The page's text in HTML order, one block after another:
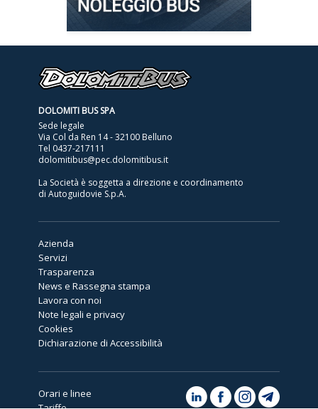
DOLOMITI BUS SPA
Sede legale
Via Col da Ren 14 - 32100 Belluno
Tel 0437-217111
dolomitibus@pec.dolomitibus.it
La Società è soggetta a direzione e coordinamento
di Autoguidovie S.p.A.
Azienda
Servizi
Trasparenza
News e Rassegna stampa
Lavora con noi
Note legali e privacy
Cookies
Dichiarazione di Accessibilità
Orari e linee